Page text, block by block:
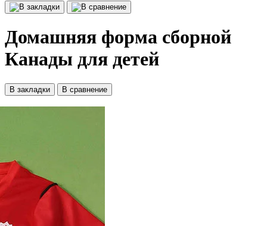
Домашняя форма сборной
Канады для детей
В закладки В сравнение